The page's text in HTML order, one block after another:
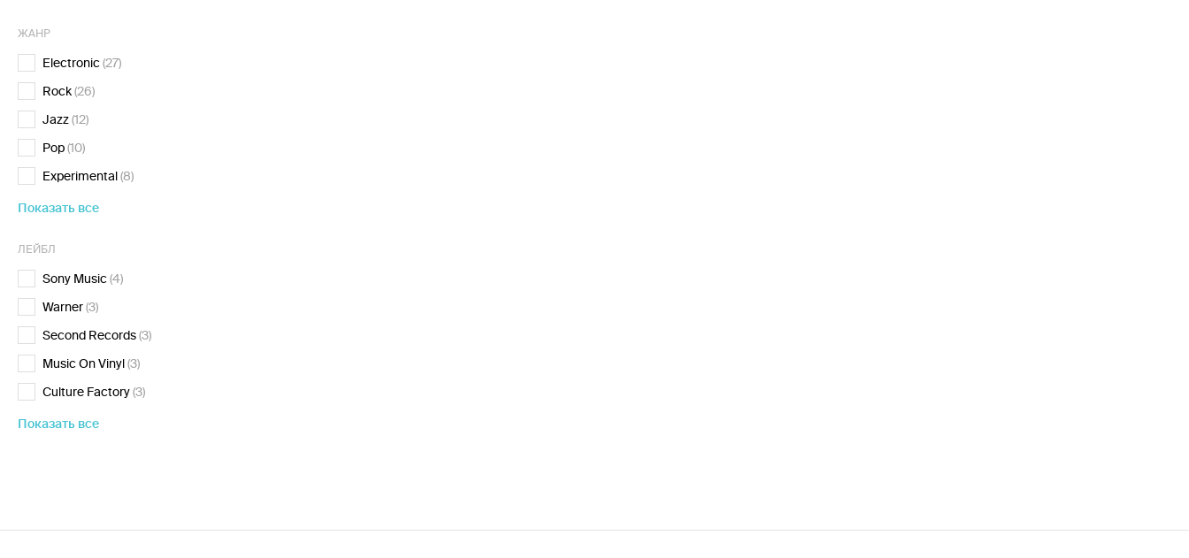
ЖАНР
Electronic(27)
Rock(26)
Jazz(12)
Pop(10)
Experimental(8)
Показать все
ЛЕЙБЛ
Sony Music(4)
Warner(3)
Second Records(3)
Music On Vinyl(3)
Culture Factory(3)
Показать все